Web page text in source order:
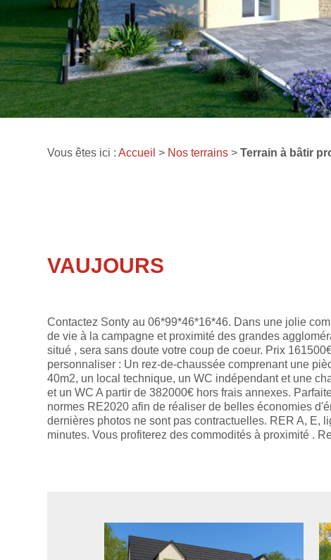
Vous êtes ici :Accueil > Nos terrains >Terrain à bâtir
VAUJOURS
Contactez Sonty au 06*99*46*16*46. Dans une jolie
de vie à la campagne et proximité des grandes
situé , sera sans doute votre coup de coeur. Prix
personnaliser : Un rez-de-chaussée comprenant une
40m2, un local technique, un WC indépendant et une
et un WC A partir de 382000€ hors frais annexes.
normes RE2020 afin de réaliser de belles économies
dernières photos ne sont pas contractuelles. RER A, E,
minutes. Vous profiterez des commodités à proximité .